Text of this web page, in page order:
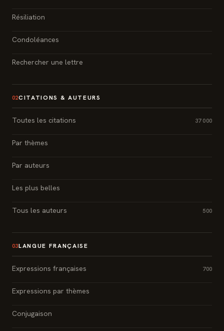
Résiliation
Condoléances
Rechercher une lettre
02CITATIONS & AUTEURS
Toutes les citations 37 000
Par thèmes
Par auteurs
Les plus belles
Tous les auteurs 500
03LANGUE FRANÇAISE
Expressions françaises 700
Expressions par thèmes
Conjugaison